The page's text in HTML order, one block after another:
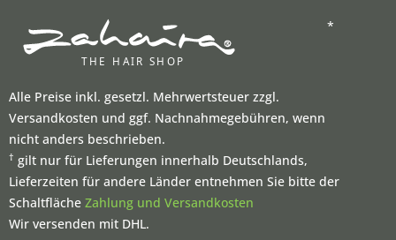
*
Alle Preise inkl. gesetzl. Mehrwertsteuer zzgl.
Versandkosten und ggf. Nachnahmegebühren, wenn
nicht anders beschrieben.
† gilt nur für Lieferungen innerhalb Deutschlands,
Lieferzeiten für andere Länder entnehmen Sie bitte der
Schaltfläche Zahlung und Versandkosten
Wir versenden mit DHL.